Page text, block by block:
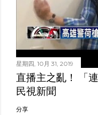
星期四, 10月 31, 2019
直播主之亂！ 「
民視新聞
分享